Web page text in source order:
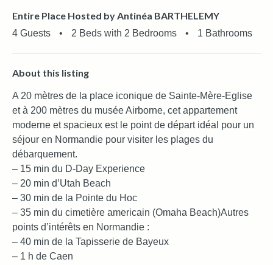
Entire Place Hosted by Antinéa BARTHELEMY
4 Guests • 2 Beds with 2 Bedrooms • 1 Bathrooms
About this listing
A 20 mètres de la place iconique de Sainte-Mère-Eglise
et à 200 mètres du musée Airborne, cet appartement
moderne et spacieux est le point de départ idéal pour un
séjour en Normandie pour visiter les plages du
débarquement.
– 15 min du D-Day Experience
– 20 min d’Utah Beach
– 30 min de la Pointe du Hoc
– 35 min du cimetière americain (Omaha Beach)Autres
points d’intérêts en Normandie :
– 40 min de la Tapisserie de Bayeux
– 1 h de Caen